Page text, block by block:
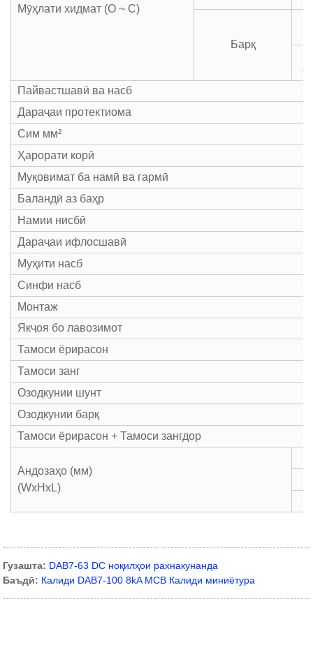
Мӯҳлати хидмат (O ~ C)
Барқ
Пайвастшавӣ ва насб
Дараҷаи протектиома
Сим мм²
Ҳарорати корӣ
Муқовимат ба намӣ ва гармӣ
Баландӣ аз баҳр
Намии нисбӣ
Дараҷаи ифлосшавӣ
Муҳити насб
Синфи насб
Монтаж
Якҷоя бо лавозимот
Тамоси ёрирасон
Тамоси занг
Озодкунии шунт
Озодкунии барқ
Тамоси ёрирасон + Тамоси зангдор
Андозаҳо (мм)
(WxHxL)
Гузашта: DAB7-63 DC ноқилҳои рахнакунанда
Баъдӣ: Калиди DAB7-100 8kA MCB Калиди миниётура